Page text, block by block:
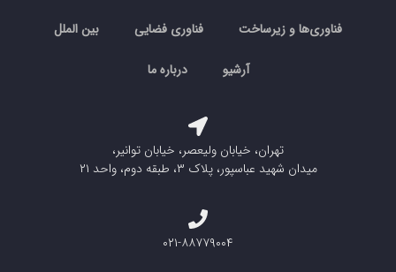
فناوری‌ها و زیرساخت فناوری فضایی بین الملل
آرشیو درباره ما
تهران، خیابان ولیعصر، خیابان توانیر،
میدان شهید عباسپور، پلاک ۳، طبقه دوم، واحد ۲۱
۰۲۱-۸۸۷۷۹۰۰۴